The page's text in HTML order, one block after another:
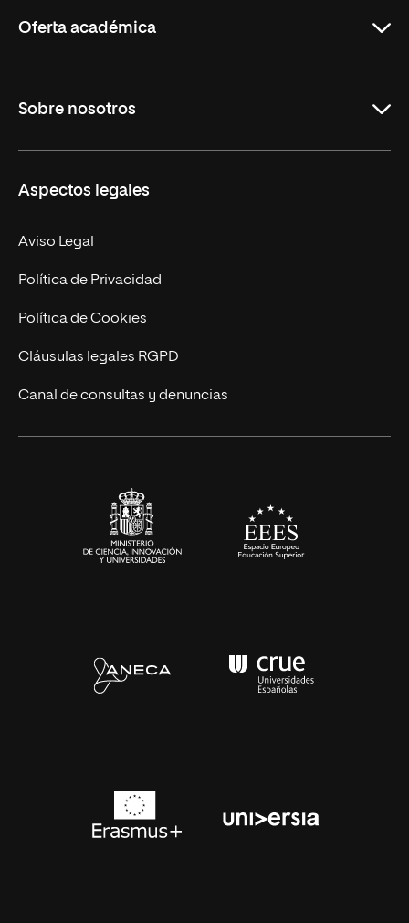
Oferta académica
Másteres Oficiales
Doctorados
Experto Universitario
Postgrados
Cursos Universitarios
Sobre nosotros
Facultades
Nuestro Equipo
Trabaja en UNIR
Actualidad
UNIR Revista
Eventos
Aspectos legales
Aviso Legal
Política de Privacidad
Política de Cookies
Cláusulas legales RGPD
Canal de consultas y denuncias